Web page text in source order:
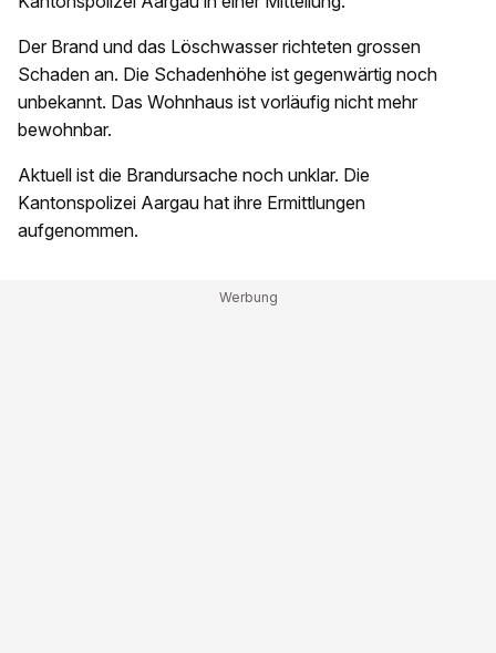
Der Brand und das Löschwasser richteten grossen
Schaden an. Die Schadenhöhe ist gegenwärtig noch
unbekannt. Das Wohnhaus ist vorläufig nicht mehr
bewohnbar.
Aktuell ist die Brandursache noch unklar. Die
Kantonspolizei Aargau hat ihre Ermittlungen
aufgenommen.